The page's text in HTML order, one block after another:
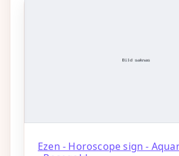
Ezen - Horoscope sign -